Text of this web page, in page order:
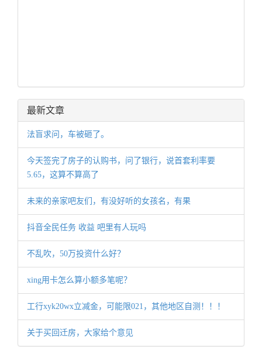
最新文章
法盲求问，车被砸了。
今天签完了房子的认购书，问了银行，说首套利率要
5.65，这算不算高了
未来的亲家吧友们，有没好听的女孩名，有果
抖音全民任务 收益 吧里有人玩吗
不乱吹，50万投资什么好？
xing用卡怎么算小额多笔呢？
工行xyk20wx立减金，可能限021，其他地区自测！！！
关于买回迁房，大家给个意见